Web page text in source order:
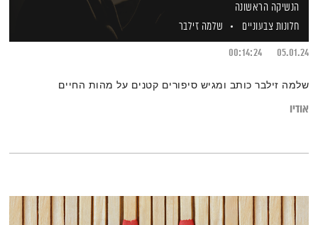
הנשיקה הראשונה
חלונות צבעוניים
שלמה זילבר
05.01.24
00:14:24
שלמה זילבר כותב ומגיש סיפורים קטנים על מהות החיים
אודיו